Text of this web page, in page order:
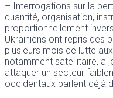
– Interrogations sur la
quantité, organisation,
proportionnellement
Ukrainiens ont repris des
plusieurs mois de lutte
notamment satellitaire, a
attaquer un secteur
occidentaux parlent déjà